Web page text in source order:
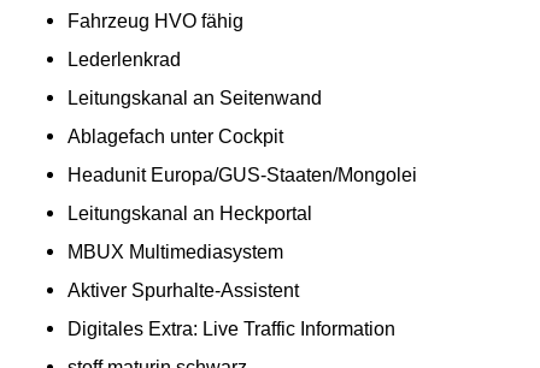
Fahrzeug HVO fähig
Lederlenkrad
Leitungskanal an Seitenwand
Ablagefach unter Cockpit
Headunit Europa/GUS-Staaten/Mongolei
Leitungskanal an Heckportal
MBUX Multimediasystem
Aktiver Spurhalte-Assistent
Digitales Extra: Live Traffic Information